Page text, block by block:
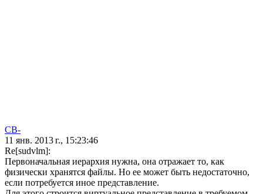
СВ-
11 янв. 2013 г., 15:23:46
Re[sudvlm]:
Первоначальная иерархия нужна, она отражает то, как
физически хранятся файлы. Но ее может быть недостаточно,
если потребуется иное представление.